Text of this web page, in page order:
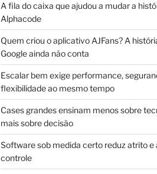
A fila do caixa que ajudou a mudar a
Alphacode
Quem criou o aplicativo AJFans? A
Google ainda não conta
Escalar bem exige performance,
flexibilidade ao mesmo tempo
Cases grandes ensinam menos sobre
mais sobre decisão
Software sob medida certo reduz atrito e
controle